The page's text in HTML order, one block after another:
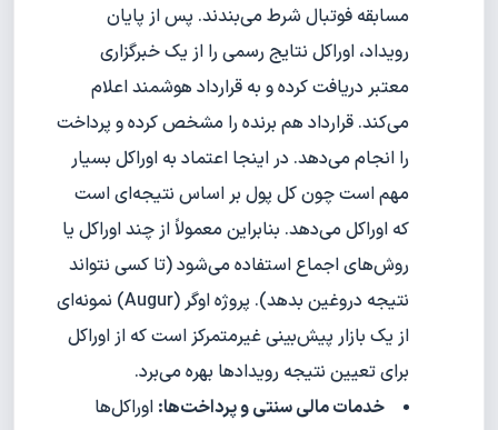
مسابقه فوتبال شرط می‌بندند. پس از پایان
رویداد، اوراکل نتایج رسمی را از یک خبرگزاری
معتبر دریافت کرده و به قرارداد هوشمند اعلام
می‌کند. قرارداد هم برنده را مشخص کرده و پرداخت
را انجام می‌دهد. در اینجا اعتماد به اوراکل بسیار
مهم است چون کل پول بر اساس نتیجه‌ای است
که اوراکل می‌دهد. بنابراین معمولاً از چند اوراکل یا
روش‌های اجماع استفاده می‌شود (تا کسی نتواند
نتیجه دروغین بدهد). پروژه اوگر (Augur) نمونه‌ای
از یک بازار پیش‌بینی غیرمتمرکز است که از اوراکل
برای تعیین نتیجه رویدادها بهره می‌برد.
خدمات مالی سنتی و پرداخت‌ها: اوراکل‌ها